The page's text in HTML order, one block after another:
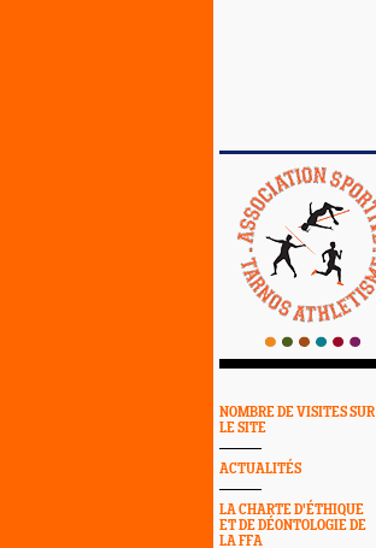
NOMBRE DE VISITES SUR
LE SITE
ACTUALITÉS
LA CHARTE D'ÉTHIQUE
ET DE DÉONTOLOGIE DE
LA FFA